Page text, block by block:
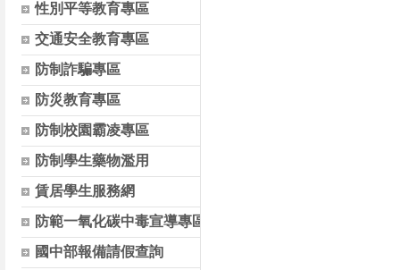
性別平等教育專區
交通安全教育專區
防制詐騙專區
防災教育專區
防制校園霸凌專區
防制學生藥物濫用
賃居學生服務網
防範一氧化碳中毒宣導專區
國中部報備請假查詢